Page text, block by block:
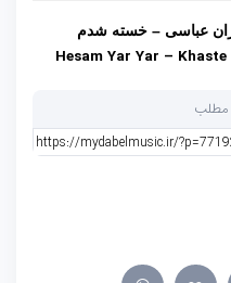
عباسی – خسته شدم
Hesam Yar Yar –
مطلب